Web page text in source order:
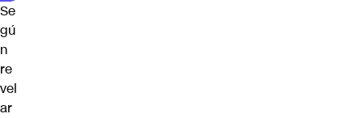
Se
gú
n
re
vel
ar